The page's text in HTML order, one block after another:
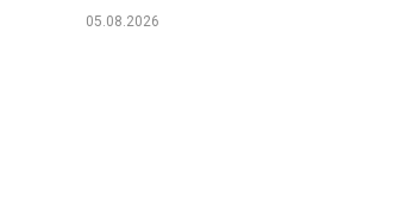
05.08.2026